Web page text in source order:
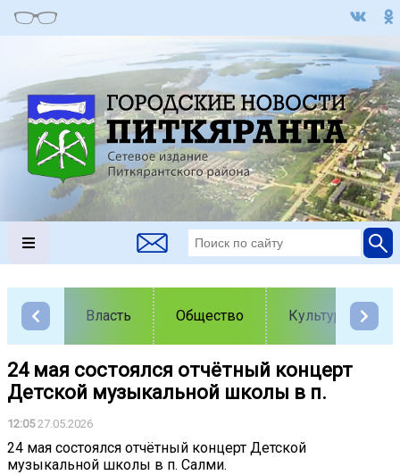
Власть Общество Культура
24 мая состоялся отчётный концерт
Детской музыкальной школы в п.
12:0527.05.2026
24 мая состоялся отчётный концерт Детской
музыкальной школы в п. Салми.